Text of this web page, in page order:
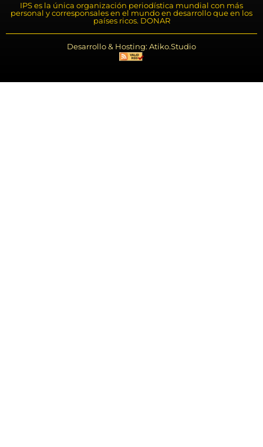
IPS es la única organización periodística mundial con más
personal y corresponsales en el mundo en desarrollo que en los
países ricos. DONAR
Desarrollo & Hosting: Atiko.Studio